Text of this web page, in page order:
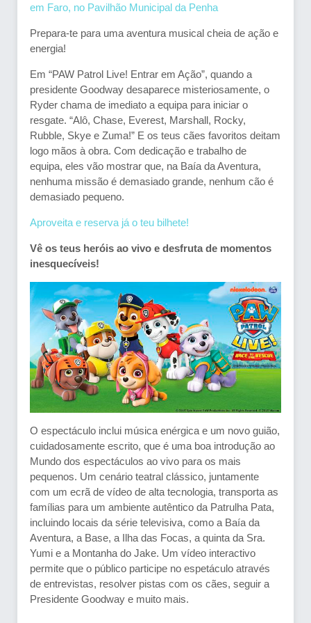
em Faro, no Pavilhão Municipal da Penha
Prepara-te para uma aventura musical cheia de ação e
energia!
Em “PAW Patrol Live! Entrar em Ação”, quando a
presidente Goodway desaparece misteriosamente, o
Ryder chama de imediato a equipa para iniciar o
resgate. “Alô, Chase, Everest, Marshall, Rocky,
Rubble, Skye e Zuma!” E os teus cães favoritos deitam
logo mãos à obra. Com dedicação e trabalho de
equipa, eles vão mostrar que, na Baía da Aventura,
nenhuma missão é demasiado grande, nenhum cão é
demasiado pequeno.
Aproveita e reserva já o teu bilhete!
Vê os teus heróis ao vivo e desfruta de momentos
inesquecíveis!
O espectáculo inclui música enérgica e um novo guião,
cuidadosamente escrito, que é uma boa introdução ao
Mundo dos espectáculos ao vivo para os mais
pequenos. Um cenário teatral clássico, juntamente
com um ecrã de vídeo de alta tecnologia, transporta as
famílias para um ambiente autêntico da Patrulha Pata,
incluindo locais da série televisiva, como a Baía da
Aventura, a Base, a Ilha das Focas, a quinta da Sra.
Yumi e a Montanha do Jake. Um vídeo interactivo
permite que o público participe no espetáculo através
de entrevistas, resolver pistas com os cães, seguir a
Presidente Goodway e muito mais.